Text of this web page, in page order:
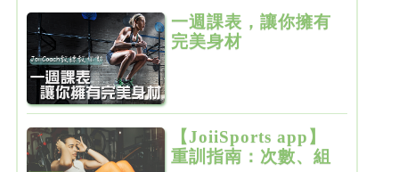
一週課表，讓你擁有
完美身材
【JoiiSports app】
重訓指南：次數、組